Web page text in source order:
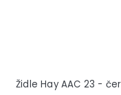
Židle Hay AAC 23 -